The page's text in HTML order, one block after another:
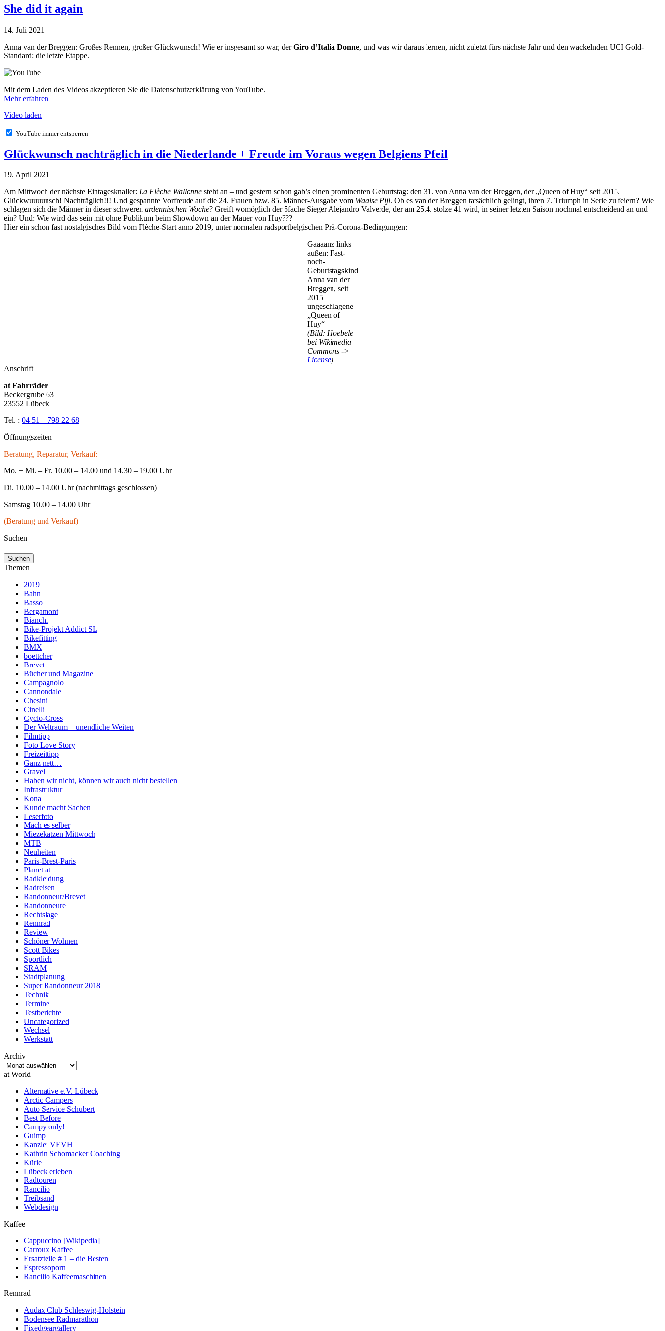
She did it again
14. Juli 2021
Anna van der Breggen: Großes Rennen, großer Glückwunsch! Wie er insgesamt so war, derGiro d’Italia Donne, und was wir daraus lernen, nicht zuletzt fürs nächste Jahr und den wackelnden UCI Gold-
Standard: die letzte Etappe.
Mit dem Laden des Videos akzeptieren Sie die Datenschutzerklärung von YouTube.
Mehr erfahren
Video laden
YouTube immer entsperren
Glückwunsch nachträglich in die Niederlande + Freude im Voraus wegen Belgiens Pfeil
19. April 2021
Am Mittwoch der nächste Eintagesknaller: La Flèche Wallonne steht an – und gestern schon gab’s einen prominenten Geburtstag: den 31. von Anna van der Breggen, der „Queen of Huy“ seit 2015.
Glückwuuuunsch! Nachträglich!!! Und gespannte Vorfreude auf die 24. Frauen bzw. 85. Männer-Ausgabe vom Waalse Pijl. Ob es van der Breggen tatsächlich gelingt, ihren 7. Triumph in Serie zu feiern? Wie
schlagen sich die Männer in dieser schweren ardennischen Woche? Greift womöglich der 5fache Sieger Alejandro Valverde, der am 25.4. stolze 41 wird, in seiner letzten Saison nochmal entscheidend an und
ein? Und: Wie wird das sein mit ohne Publikum beim Showdown an der Mauer von Huy???
Hier ein schon fast nostalgisches Bild vom Flèche-Start anno 2019, unter normalen radsportbelgischen Prä-Corona-Bedingungen:
Gaaaanz links
außen: Fast-
noch-
Geburtstagskind
Anna van der
Breggen, seit
2015
ungeschlagene
„Queen of
Huy“
(Bild: Hoebele
bei Wikimedia
Commons ->
License)
Anschrift
at Fahrräder
Beckergrube 63
23552 Lübeck
Tel. : 04 51 – 798 22 68
Öffnungszeiten
Beratung, Reparatur, Verkauf:
Mo. + Mi. – Fr. 10.00 – 14.00 und 14.30 – 19.00 Uhr
Di. 10.00 – 14.00 Uhr (nachmittags geschlossen)
Samstag 10.00 – 14.00 Uhr
(Beratung und Verkauf)
Suchen
Themen
2019
Bahn
Basso
Bergamont
Bianchi
Bike-Projekt Addict SL
Bikefitting
BMX
boettcher
Brevet
Bücher und Magazine
Campagnolo
Cannondale
Chesini
Cinelli
Cyclo-Cross
Der Weltraum – unendliche Weiten
Filmtipp
Foto Love Story
Freizeittipp
Ganz nett…
Gravel
Haben wir nicht, können wir auch nicht bestellen
Infrastruktur
Kona
Kunde macht Sachen
Leserfoto
Mach es selber
Miezekatzen Mittwoch
MTB
Neuheiten
Paris-Brest-Paris
Planet at
Radkleidung
Radreisen
Randonneur/Brevet
Randonneure
Rechtslage
Rennrad
Review
Schöner Wohnen
Scott Bikes
Sportlich
SRAM
Stadtplanung
Super Randonneur 2018
Technik
Termine
Testberichte
Uncategorized
Wechsel
Werkstatt
Archiv
Archiv
at World
Alternative e.V. Lübeck
Arctic Campers
Auto Service Schubert
Best Before
Campy only!
Guimp
Kanzlei VEVH
Kathrin Schomacker Coaching
Kürle
Lübeck erleben
Radtouren
Rancilio
Treibsand
Webdesign
Kaffee
Cappuccino [Wikipedia]
Carroux Kaffee
Ersatzteile # 1 – die Besten
Espressoporn
Rancilio Kaffeemaschinen
Rennrad
Audax Club Schleswig-Holstein
Bodensee Radmarathon
Fixedgeargallery